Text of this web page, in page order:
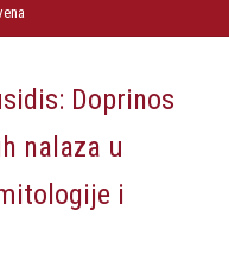
Doprinos
nalaza u
i